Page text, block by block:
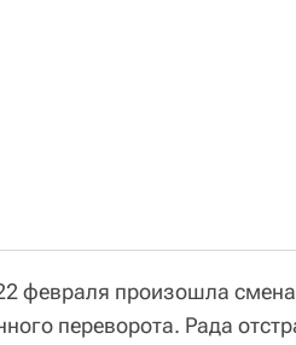
февраля произошла
переворота. Рада